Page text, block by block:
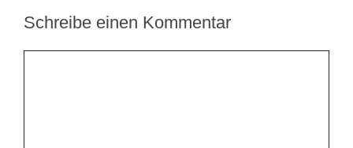
Schreibe einen Kommentar